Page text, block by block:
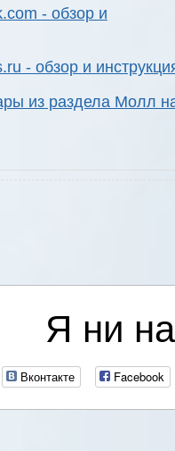
- обзор и
- обзор и
из раздела Молл
Я ни
Вконтакте Facebook